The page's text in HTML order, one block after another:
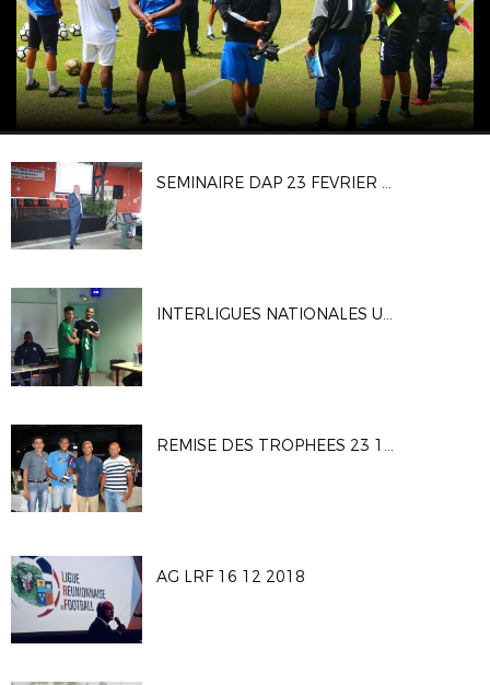
SEMINAIRE DAP 23 FEVRIER 2019
INTERLIGUES NATIONALES U16G 2019
REMISE DES TROPHEES 23 12 2018
AG LRF 16 12 2018